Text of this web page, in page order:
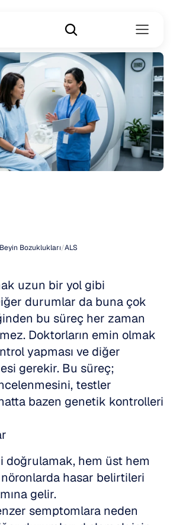
Beyin Bozuklukları/ALS
uzun bir yol gibi
durumlar da buna çok
bu süreç her zaman
Doktorların emin olmak
yapması ve diğer
gerekir. Bu süreç;
testler
hatta bazen genetik kontrolleri
doğrulamak, hem üst hem
hasar belirtileri
gelir.
semptomlara neden